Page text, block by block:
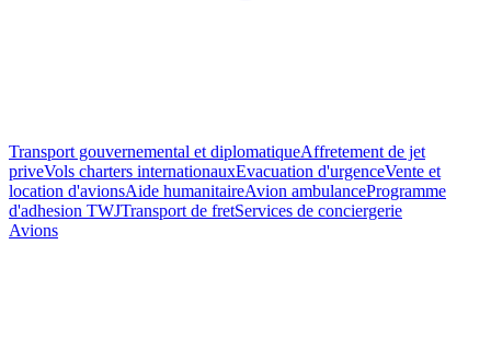
Transport gouvernemental et diplomatiqueAffretement de jet
priveVols charters internationauxEvacuation d'urgenceVente et
location d'avionsAide humanitaireAvion ambulanceProgramme
d'adhesion TWJTransport de fretServices de conciergerie
Avions